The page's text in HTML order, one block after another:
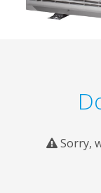
Sorry,